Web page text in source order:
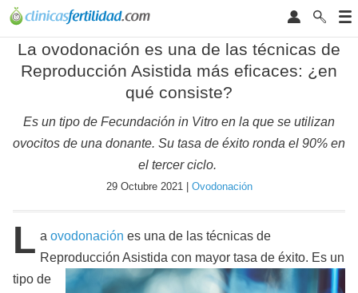
La ovodonación es una de las técnicas de
Reproducción Asistida más eficaces: ¿en
qué consiste?
Es un tipo de Fecundación in Vitro en la que se utilizan
ovocitos de una donante. Su tasa de éxito ronda el 90% en
el tercer ciclo.
29 Octubre 2021 | Ovodonación
L a ovodonación es una de las técnicas de
Reproducción Asistida con mayor tasa de éxito. Es un
tipo de